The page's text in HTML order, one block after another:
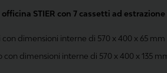
officina STIER con 7 cassetti ad
con dimensioni interne di 570 x 400 x 65 mm
con dimensioni interne di 570 x 400 x 135